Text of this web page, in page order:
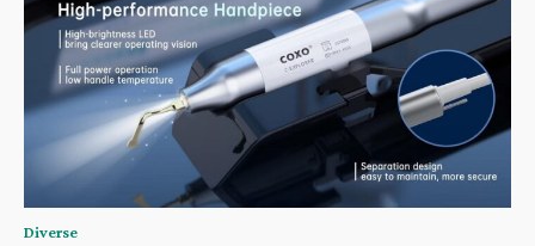
Diverse